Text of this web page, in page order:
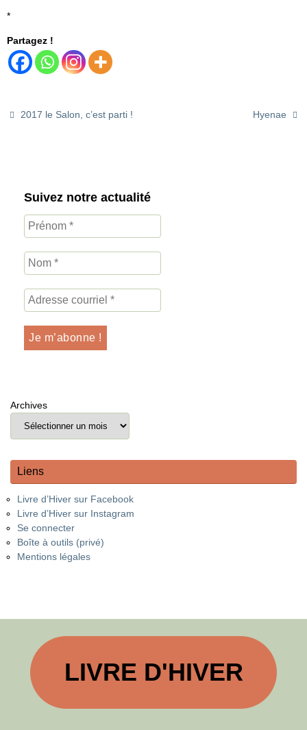
*
Partagez !
2017 le Salon, c’est parti ! Hyenae
Suivez notre actualité
Archives
Liens
Livre d’Hiver sur Facebook
Livre d’Hiver sur Instagram
Se connecter
Boîte à outils (privé)
Mentions légales
LIVRE D'HIVER